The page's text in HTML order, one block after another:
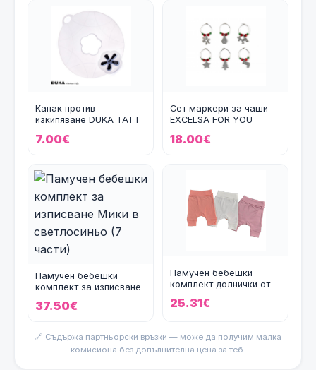
Капак против
изкипяване DUKA TATT
7.00€
Сет маркери за чаши
EXCELSA FOR YOU
18.00€
Памучен бебешки
комплект за изписване
37.50€
Памучен бебешки
комплект долнички от
широк
25.31€
🔗 Съдържа партньорски връзки — може да получим малка
комисиона без допълнителна цена за теб.